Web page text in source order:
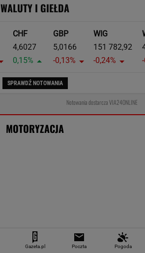
WALUTY I GIEŁDA
CHF
4,6027
0,15%
GBP
5,0166
-0,13%
WIG
151 782,92
-0,24%
SPRAWDŹ NOTOWANIA
Notowania dostarcza VIA24ONLINE
MOTORYZACJA
Gazeta.pl Poczta Pogoda